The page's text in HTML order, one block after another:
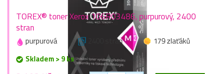
TOREX® toner Xerox 106R03486, purpurový, 2400
stran
purpurová 2400 stran
179 zlaťáků
Skladem > 9 ks